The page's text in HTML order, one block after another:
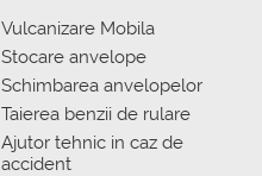
Vulcanizare Mobila
Stocare anvelope
Schimbarea anvelopelor
Taierea benzii de rulare
Ajutor tehnic in caz de
accident